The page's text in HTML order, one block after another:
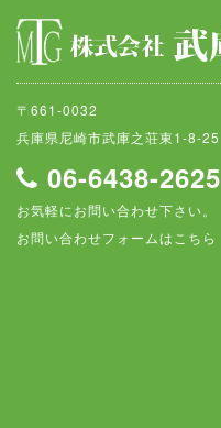
〒661-0032
兵庫県尼崎市武庫之荘東1-8-25
06-6438-2625
お気軽にお問い合わせ下さい。
お問い合わせフォームはこちら